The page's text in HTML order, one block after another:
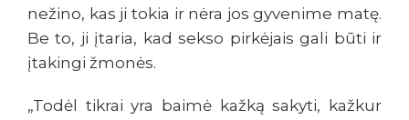
nežino, kas ji tokia ir nėra jos gyvenime matę.
Be to, ji įtaria, kad sekso pirkėjais gali būti ir
įtakingi žmonės.
„Todėl tikrai yra baimė kažką sakyti, kažkur